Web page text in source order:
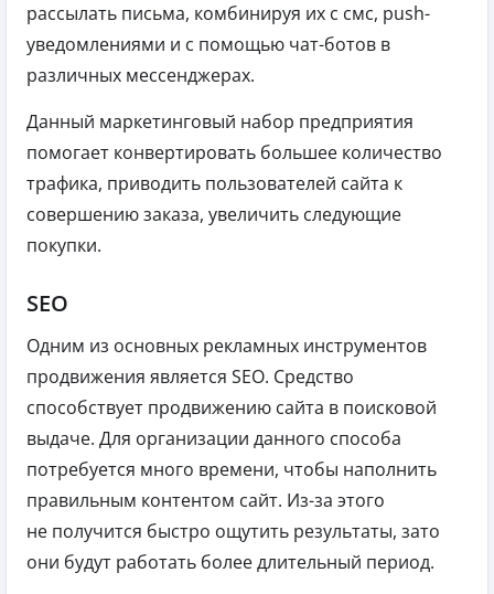
рассылать письма, комбинируя их с смс, push-
уведомлениями и с помощью чат-ботов в
различных мессенджерах.
Данный маркетинговый набор предприятия
помогает конвертировать большее количество
трафика, приводить пользователей сайта к
совершению заказа, увеличить следующие
покупки.
SEO
Одним из основных рекламных инструментов
продвижения является SEO. Средство
способствует продвижению сайта в поисковой
выдаче. Для организации данного способа
потребуется много времени, чтобы наполнить
правильным контентом сайт. Из-за этого
не получится быстро ощутить результаты, зато
они будут работать более длительный период.